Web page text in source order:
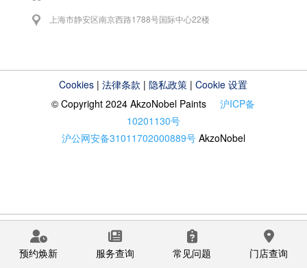
上海市静安区南京西路1788号国际中心22楼
Cookies |法律条款 |隐私政策 |Cookie 设置
© Copyright 2024 AkzoNobel Paints沪ICP备
10201130号
沪公网安备31011702000889号 AkzoNobel
预约焕新 服务查询 常见问题 门店查询